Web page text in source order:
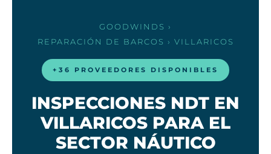
GOODWINDS ›
REPARACIÓN DE BARCOS › VILLARICOS
+36 PROVEEDORES DISPONIBLES
INSPECCIONES NDT EN
VILLARICOS PARA EL
SECTOR NÁUTICO